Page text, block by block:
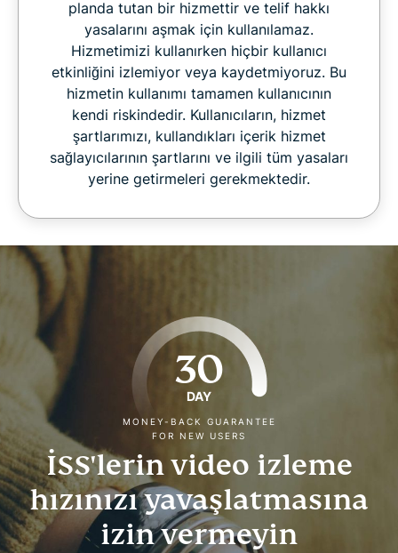
planda tutan bir hizmettir ve telif hakkı
yasalarını aşmak için kullanılamaz.
Hizmetimizi kullanırken hiçbir kullanıcı
etkinliğini izlemiyor veya kaydetmiyoruz. Bu
hizmetin kullanımı tamamen kullanıcının
kendi riskindedir. Kullanıcıların, hizmet
şartlarımızı, kullandıkları içerik hizmet
sağlayıcılarının şartlarını ve ilgili tüm yasaları
yerine getirmeleri gerekmektedir.
30
DAY
MONEY-BACK GUARANTEE
FOR NEW USERS
İSS'lerin video izleme
hızınızı yavaşlatmasına
izin vermeyin